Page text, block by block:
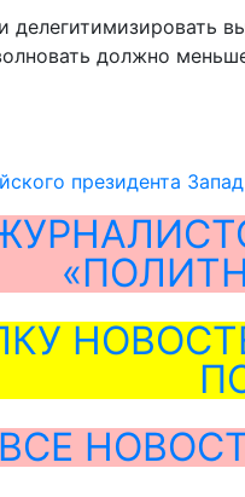
должно
президента
ВСЕ